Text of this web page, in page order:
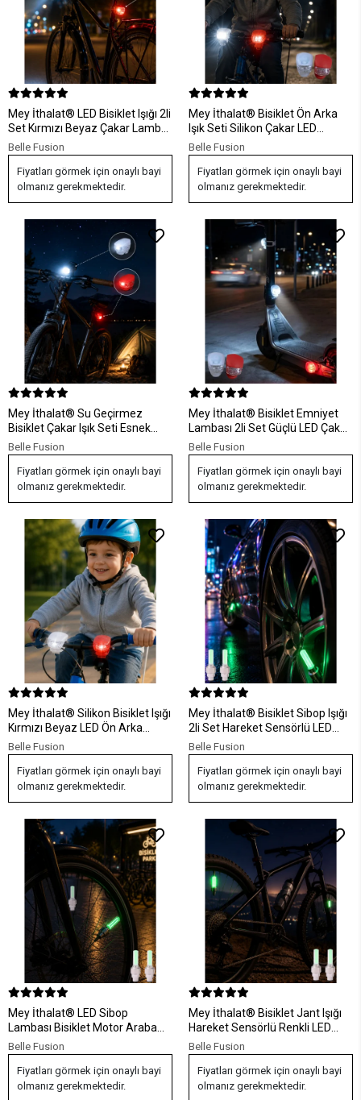
Mey İthalat® LED Bisiklet Işığı 2li
Set Kırmızı Beyaz Çakar Lamba
Seti
Belle Fusion
Fiyatları görmek için onaylı bayi
olmanız gerekmektedir.
Mey İthalat® Bisiklet Ön Arka
Işık Seti Silikon Çakar LED
Güvenlik Lambası
Belle Fusion
Fiyatları görmek için onaylı bayi
olmanız gerekmektedir.
Mey İthalat® Su Geçirmez
Bisiklet Çakar Işık Seti Esnek
Silikon LED Lamba
Belle Fusion
Fiyatları görmek için onaylı bayi
olmanız gerekmektedir.
Mey İthalat® Bisiklet Emniyet
Lambası 2li Set Güçlü LED Çakar
Işık
Belle Fusion
Fiyatları görmek için onaylı bayi
olmanız gerekmektedir.
Mey İthalat® Silikon Bisiklet Işığı
Kırmızı Beyaz LED Ön Arka
Lamba Seti
Belle Fusion
Fiyatları görmek için onaylı bayi
olmanız gerekmektedir.
Mey İthalat® Bisiklet Sibop Işığı
2li Set Hareket Sensörlü LED
Lastik Işığı
Belle Fusion
Fiyatları görmek için onaylı bayi
olmanız gerekmektedir.
Mey İthalat® LED Sibop
Lambası Bisiklet Motor Araba
Jant Işığı 2li Set
Belle Fusion
Fiyatları görmek için onaylı bayi
olmanız gerekmektedir.
Mey İthalat® Bisiklet Jant Işığı
Hareket Sensörlü Renkli LED
Sibop Lambası
Belle Fusion
Fiyatları görmek için onaylı bayi
olmanız gerekmektedir.